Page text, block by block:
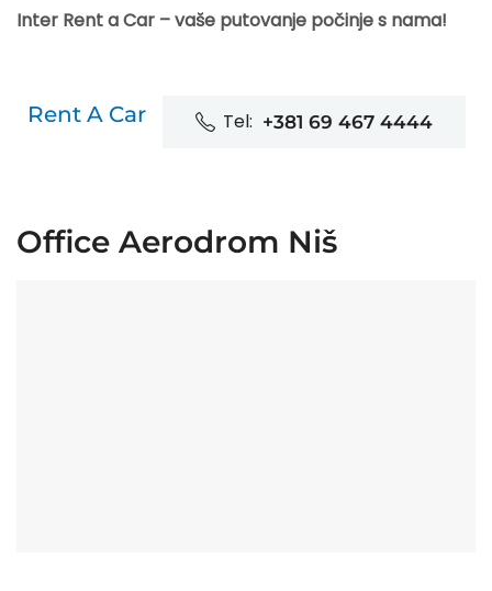
Inter Rent a Car – vaše putovanje počinje s nama!
Rent A Car Tel: +381 69 467 4444
Office Aerodrom Niš